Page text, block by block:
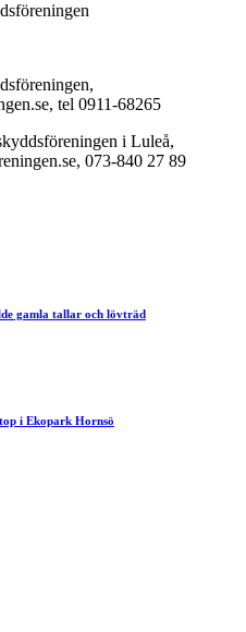
tel 0911-68265
i Luleå,
073-840 27 89
gamla tallar och lövträd
i Ekopark Hornsö